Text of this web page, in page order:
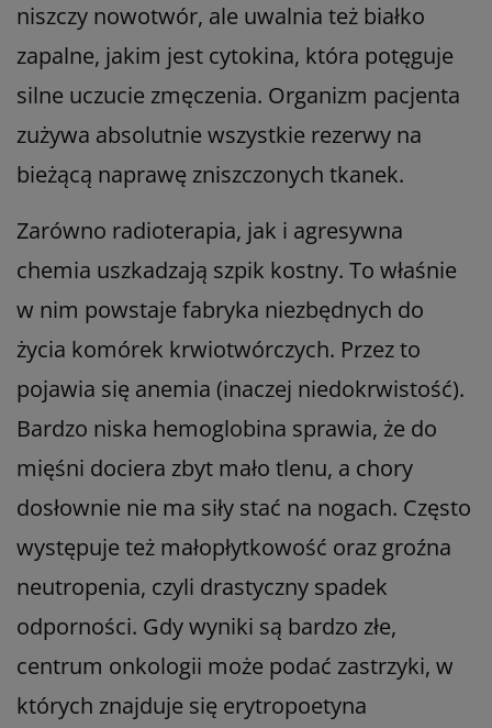
niszczy nowotwór, ale uwalnia też białko
zapalne, jakim jest cytokina, która potęguje
silne uczucie zmęczenia. Organizm pacjenta
zużywa absolutnie wszystkie rezerwy na
bieżącą naprawę zniszczonych tkanek.
Zarówno radioterapia, jak i agresywna
chemia uszkadzają szpik kostny. To właśnie
w nim powstaje fabryka niezbędnych do
życia komórek krwiotwórczych. Przez to
pojawia się anemia (inaczej niedokrwistość).
Bardzo niska hemoglobina sprawia, że do
mięśni dociera zbyt mało tlenu, a chory
dosłownie nie ma siły stać na nogach. Często
występuje też małopłytkowość oraz groźna
neutropenia, czyli drastyczny spadek
odporności. Gdy wyniki są bardzo złe,
centrum onkologii może podać zastrzyki, w
których znajduje się erytropoetyna